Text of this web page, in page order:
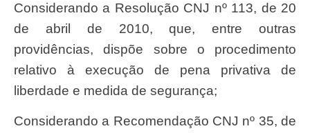
Considerando a Resolução CNJ nº 113, de 20
de abril de 2010, que, entre outras
providências, dispõe sobre o procedimento
relativo à execução de pena privativa de
liberdade e medida de segurança;
Considerando a Recomendação CNJ nº 35, de